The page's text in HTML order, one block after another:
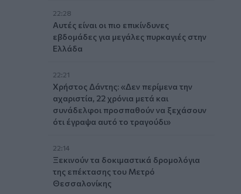
22:28
Αυτές είναι οι πιο επικίνδυνες
εβδομάδες για μεγάλες πυρκαγιές στην
Ελλάδα
22:21
Χρήστος Δάντης: «Δεν περίμενα την
αχαριστία, 22 χρόνια μετά και
συνάδελφοι προσπαθούν να ξεχάσουν
ότι έγραψα αυτό το τραγούδι»
22:14
Ξεκινούν τα δοκιμαστικά δρομολόγια
της επέκτασης του Μετρό
Θεσσαλονίκης